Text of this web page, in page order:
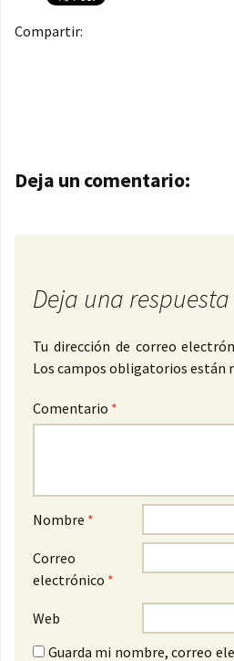
Compartir:
Navegación de
Deja un comentario:
Deja una respuesta
Tu dirección de correo
Los campos obligatorios están
Comentario *
Nombre *
Correo
electrónico *
Web
Guarda mi nombre, correo